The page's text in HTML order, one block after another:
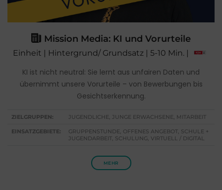
Mission Media: KI und Vorurteile
Einheit | Hintergrund/ Grundsatz | 5-10 Min. |
KI ist nicht neutral: Sie lernt aus unfairen Daten und
übernimmt unsere Vorurteile – von Bewerbungen bis
Gesichtserkennung.
ZIELGRUPPEN: JUGENDLICHE, JUNGE ERWACHSENE, MITARBEIT
EINSATZGEBIETE:
GRUPPENSTUNDE, OFFENES ANGEBOT, SCHULE +
JUGENDARBEIT, SCHULUNG, VIRTUELL / DIGITAL
MEHR